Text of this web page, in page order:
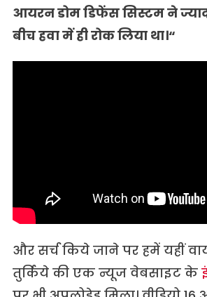
आयरनडोमडिफेंससिस्टमने
बीचहवामेंहीरोकलिया था।“
और सर्च किये जाने पर हमें यहीं
तुर्किये की एक न्यूज वेबसाइट के